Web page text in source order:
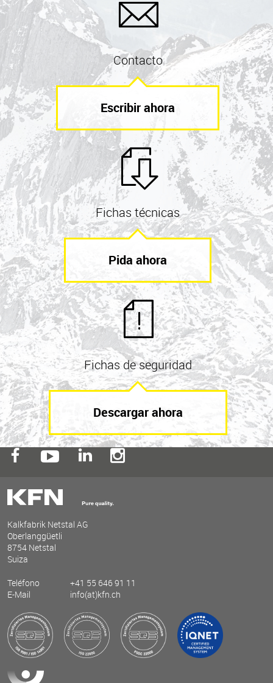
Contacto
Escribir ahora
Fichas técnicas
Pida ahora
Fichas de seguridad
Descargar ahora
Kalkfabrik Netstal AG
Oberlanggüetli
8754 Netstal
Suiza
Teléfono
+41 55 646 91 11
E-Mail
info(at)kfn.ch